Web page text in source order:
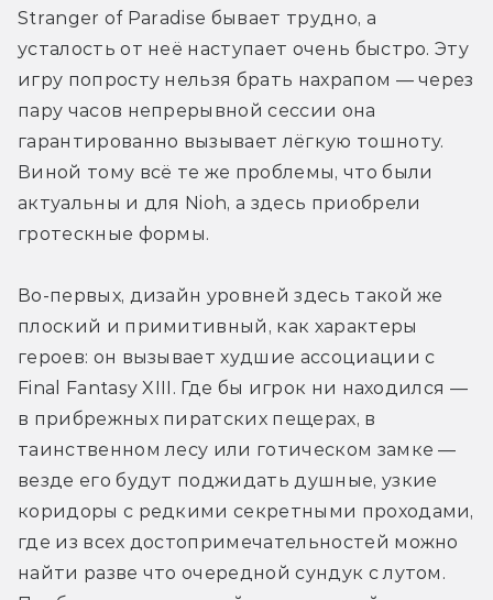
Stranger of Paradise бывает трудно, а
усталость от неё наступает очень быстро. Эту
игру попросту нельзя брать нахрапом — через
пару часов непрерывной сессии она
гарантированно вызывает лёгкую тошноту.
Виной тому всё те же проблемы, что были
актуальны и для Nioh, а здесь приобрели
гротескные формы.
Во-первых, дизайн уровней здесь такой же
плоский и примитивный, как характеры
героев: он вызывает худшие ассоциации с
Final Fantasy XIII. Где бы игрок ни находился —
в прибрежных пиратских пещерах, в
таинственном лесу или готическом замке —
везде его будут поджидать душные, узкие
коридоры с редкими секретными проходами,
где из всех достопримечательностей можно
найти разве что очередной сундук с лутом.